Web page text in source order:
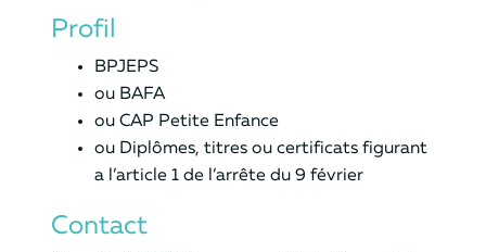
Profil
BPJEPS
ou BAFA
ou CAP Petite Enfance
ou Diplômes, titres ou certificats figurant
a l’article 1 de l’arrête du 9 février
Contact